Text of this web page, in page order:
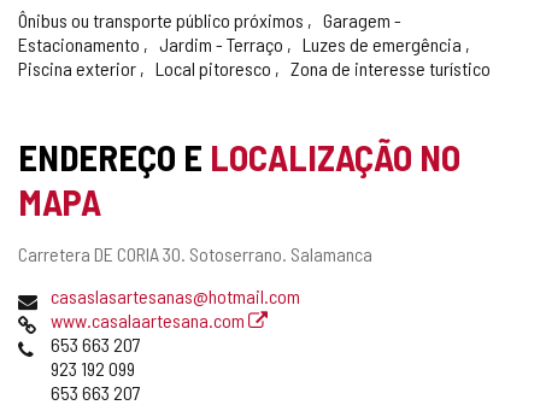
Ônibus ou transporte público próximos
Garagem -
Estacionamento
Jardim - Terraço
Luzes de emergência
Piscina exterior
Local pitoresco Zona de interesse turístico
ENDEREÇO E LOCALIZAÇÃO NO
MAPA
Endereço
Carretera DE CORIA 30. Sotoserrano. Salamanca
Endereço
de
email
casaslasartesanas@hotmail.com
Pagina
web
www.casalaartesana.com
Telefones
653 663 207
923 192 099
653 663 207